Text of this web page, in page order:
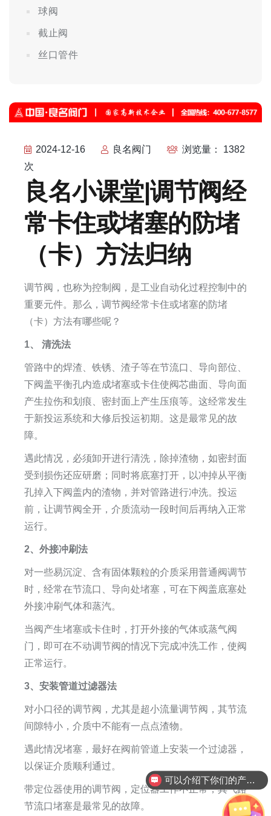
球阀
截止阀
丝口管件
2024-12-16 良名阀门
浏览量： 1382
次
良名小课堂|调节阀经
常卡住或堵塞的防堵
（卡）方法归纳
调节阀，也称为控制阀，是工业自动化过程控制中的
重要元件。那么，调节阀经常卡住或堵塞的防堵
（卡）方法有哪些呢？
1、 清洗法
管路中的焊渣、铁锈、渣子等在节流口、导向部位、
下阀盖平衡孔内造成堵塞或卡住使阀芯曲面、导向面
产生拉伤和划痕、密封面上产生压痕等。这经常发生
于新投运系统和大修后投运初期。这是最常见的故
障。
遇此情况，必须卸开进行清洗，除掉渣物，如密封面
受到损伤还应研磨；同时将底塞打开，以冲掉从平衡
孔掉入下阀盖内的渣物，并对管路进行冲洗。投运
前，让调节阀全开，介质流动一段时间后再纳入正常
运行。
2、外接冲刷法
对一些易沉淀、含有固体颗粒的介质采用普通阀调节
时，经常在节流口、导向处堵塞，可在下阀盖底塞处
外接冲刷气体和蒸汽。
当阀产生堵塞或卡住时，打开外接的气体或蒸气阀
门，即可在不动调节阀的情况下完成冲洗工作，使阀
正常运行。
3、安装管道过滤器法
对小口径的调节阀，尤其是超小流量调节阀，其节流
间隙特小，介质中不能有一点点渣物。
遇此情况堵塞，最好在阀前管道上安装一个过滤器，
以保证介质顺利通过。
带定位器使用的调节阀，定位器工作不正常，其气路
节流口堵塞是最常见的故障。
可以介绍下你们的产品么